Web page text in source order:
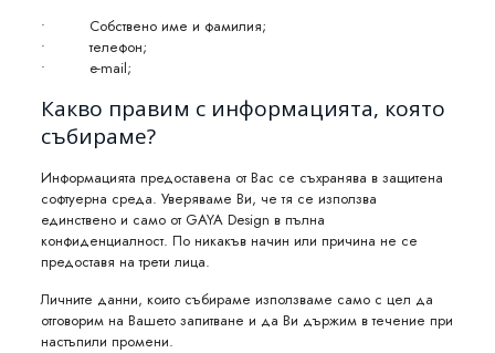
• Собствено име и фамилия;
• телефон;
• e-mail;
Какво правим с информацията, която
събираме?
Информацията предоставена от Вас се съхранява в защитена
софтуерна среда. Уверяваме Ви, че тя се използва
единствено и само от GAYA Design в пълна
конфиденциалност. По никакъв начин или причина не се
предоставя на трети лица.
Личните данни, които събираме използваме само с цел да
отговорим на Вашето запитване и да Ви държим в течение при
настъпили промени.